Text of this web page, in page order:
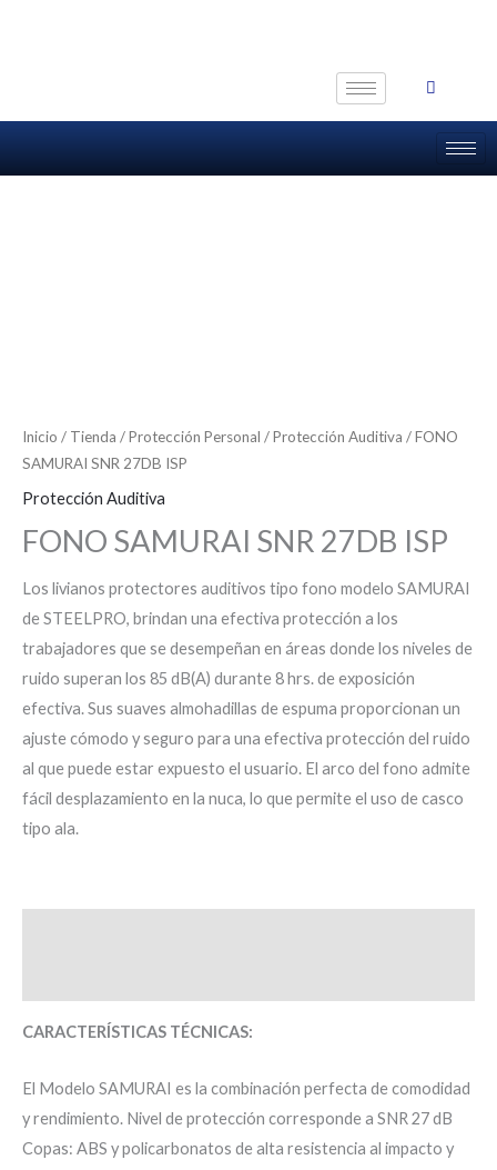
Inicio / Tienda /Protección Personal /Protección Auditiva / FONO
SAMURAI SNR 27DB ISP
Protección Auditiva
FONO SAMURAI SNR 27DB ISP
Los livianos protectores auditivos tipo fono modelo SAMURAI
de STEELPRO, brindan una efectiva protección a los
trabajadores que se desempeñan en áreas donde los niveles de
ruido superan los 85 dB(A) durante 8 hrs. de exposición
efectiva. Sus suaves almohadillas de espuma proporcionan un
ajuste cómodo y seguro para una efectiva protección del ruido
al que puede estar expuesto el usuario. El arco del fono admite
fácil desplazamiento en la nuca, lo que permite el uso de casco
tipo ala.
CARACTERÍSTICAS TÉCNICAS:
El Modelo SAMURAI es la combinación perfecta de comodidad
y rendimiento. Nivel de protección corresponde a SNR 27 dB
Copas: ABS y policarbonatos de alta resistencia al impacto y